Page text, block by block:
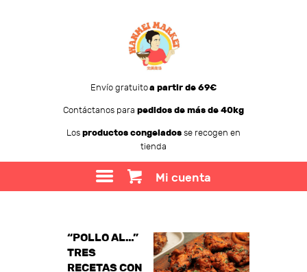
Envío gratuitoa partir de 69€
Contáctanos parapedidos de más de 40kg
Losproductos congeladosse recogen en
tienda
Mi cuenta
WANMEI MARKET
SOBRE WANMEI
“POLLO AL…”
TRES
RECETAS CON